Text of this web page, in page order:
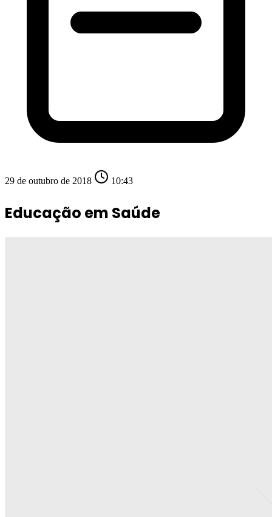
29 de outubro de 2018 10:43
Educação em Saúde